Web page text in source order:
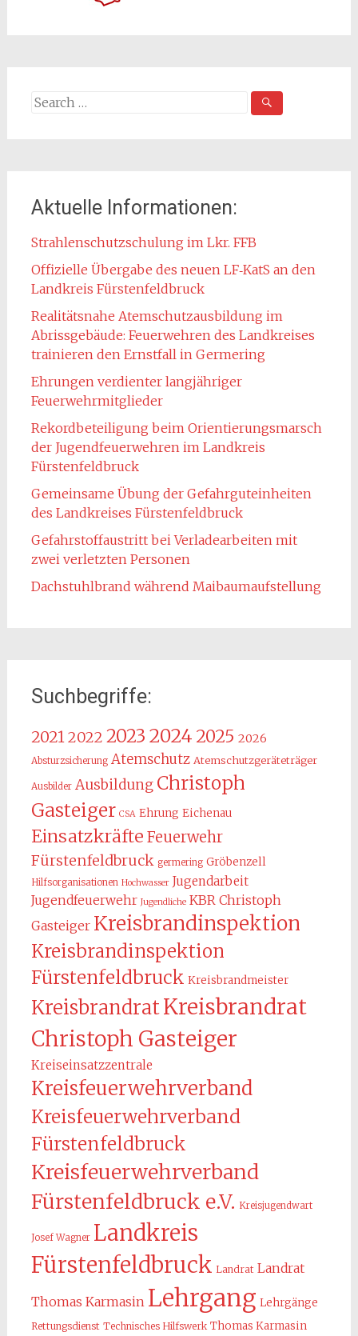
Search
Aktuelle Informationen:
Strahlenschutzschulung im Lkr. FFB
Offizielle Übergabe des neuen LF‑KatS an den
Landkreis Fürstenfeldbruck
Realitätsnahe Atemschutzausbildung im
Abrissgebäude: Feuerwehren des Landkreises
trainieren den Ernstfall in Germering
Ehrungen verdienter langjähriger
Feuerwehrmitglieder
Rekordbeteiligung beim Orientierungsmarsch
der Jugendfeuerwehren im Landkreis
Fürstenfeldbruck
Gemeinsame Übung der Gefahrguteinheiten
des Landkreises Fürstenfeldbruck
Gefahrstoffaustritt bei Verladearbeiten mit
zwei verletzten Personen
Dachstuhlbrand während Maibaumaufstellung
Suchbegriffe:
20212022 2023 2024 2025 2026
Absturzsicherung Atemschutz Atemschutzgeräteträger
Ausbilder Ausbildung Christoph
Gasteiger CSA Ehrung Eichenau
Einsatzkräfte Feuerwehr
Fürstenfeldbruck germering Gröbenzell
Hilfsorganisationen Hochwasser Jugendarbeit
Jugendfeuerwehr Jugendliche KBR Christoph
Gasteiger Kreisbrandinspektion
Kreisbrandinspektion
Fürstenfeldbruck Kreisbrandmeister
KreisbrandratKreisbrandrat
Christoph Gasteiger
Kreiseinsatzzentrale
Kreisfeuerwehrverband
Kreisfeuerwehrverband
Fürstenfeldbruck
Kreisfeuerwehrverband
Fürstenfeldbruck e.V. Kreisjugendwart
Josef Wagner Landkreis
Fürstenfeldbruck Landrat Landrat
Thomas Karmasin Lehrgang Lehrgänge
Rettungsdienst Technisches Hilfswerk Thomas Karmasin